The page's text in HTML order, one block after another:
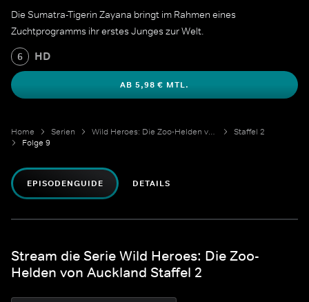
Die Sumatra-Tigerin Zayana bringt im Rahmen eines
Zuchtprogramms ihr erstes Junges zur Welt.
6 HD
AB 5,98 € MTL.
Home Serien Wild Heroes: Die Zoo-Helden von Auckland
Staffel 2
Folge 9
EPISODENGUIDE DETAILS
Stream die Serie Wild Heroes: Die Zoo-
Helden von Auckland Staffel 2